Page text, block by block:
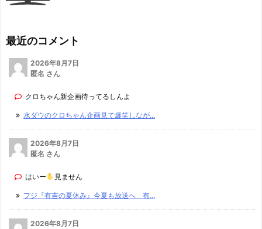
最近のコメント
2026年8月7日
匿名 さん
クロちゃん新企画待ってるしんよ
水ダウのクロちゃん企画見て爆笑しなが...
2026年8月7日
匿名 さん
はいー 見ません
フジ『有吉の夏休み』今夏も放送へ 有...
2026年8月7日